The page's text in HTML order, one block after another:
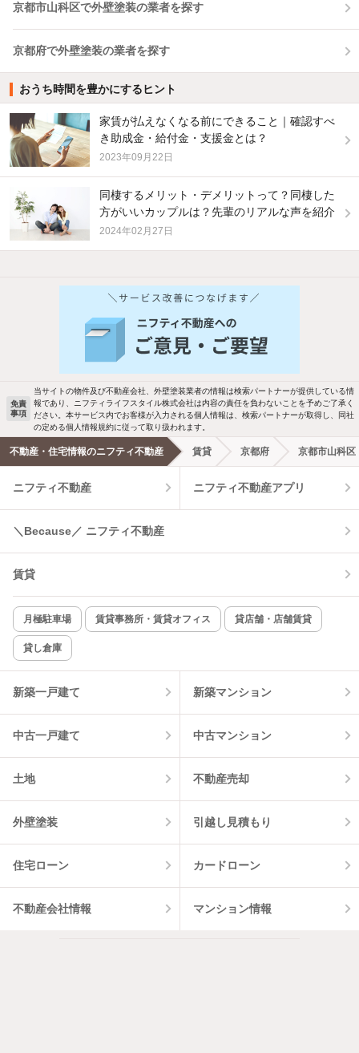
京都市山科区で外壁塗装の業者を探す
京都府で外壁塗装の業者を探す
おうち時間を豊かにするヒント
家賃が払えなくなる前にできること｜確認すべ
き助成金・給付金・支援金とは？
2023年09月22日
同棲するメリット・デメリットって？同棲した
方がいいカップルは？先輩のリアルな声を紹介
2024年02月27日
他の人はこんな条件で絞り込んでいます！
バス・トイレ別 2階以上
駐車場あり ペット相談
洗濯機置場あり 独立洗面台
エアコンあり 都市ガス
温水洗浄便座 オートロック
コンロ2口以上
新着のみ インターネット無料
該当件数:
5
新着物件メール通知
ご希望の条件の物件が見つかり次第、メ
新着メール通知を受け取る
免責
事項
当サイトの物件及び不動産会社、外壁塗装業者の情報は検索パートナーが提供している情
報であり、ニフティライフスタイル株式会社は内容の責任を負わないことを予めご了承く
ださい。本サービス内でお客様が入力される個人情報は、検索パートナーが取得し、同社
の定める個人情報規約に従って取り扱われます。
不動産・住宅情報のニフティ不動産 賃貸 京都府 京都市山科区
ニフティ不動産 ニフティ不動産アプリ
＼Because／ ニフティ不動産
賃貸
月極駐車場 賃貸事務所・賃貸オフィス 貸店舗・店舗賃貸
貸し倉庫
新築一戸建て 新築マンション
中古一戸建て 中古マンション
土地 不動産売却
外壁塗装 引越し見積もり
住宅ローン カードローン
不動産会社情報 マンション情報